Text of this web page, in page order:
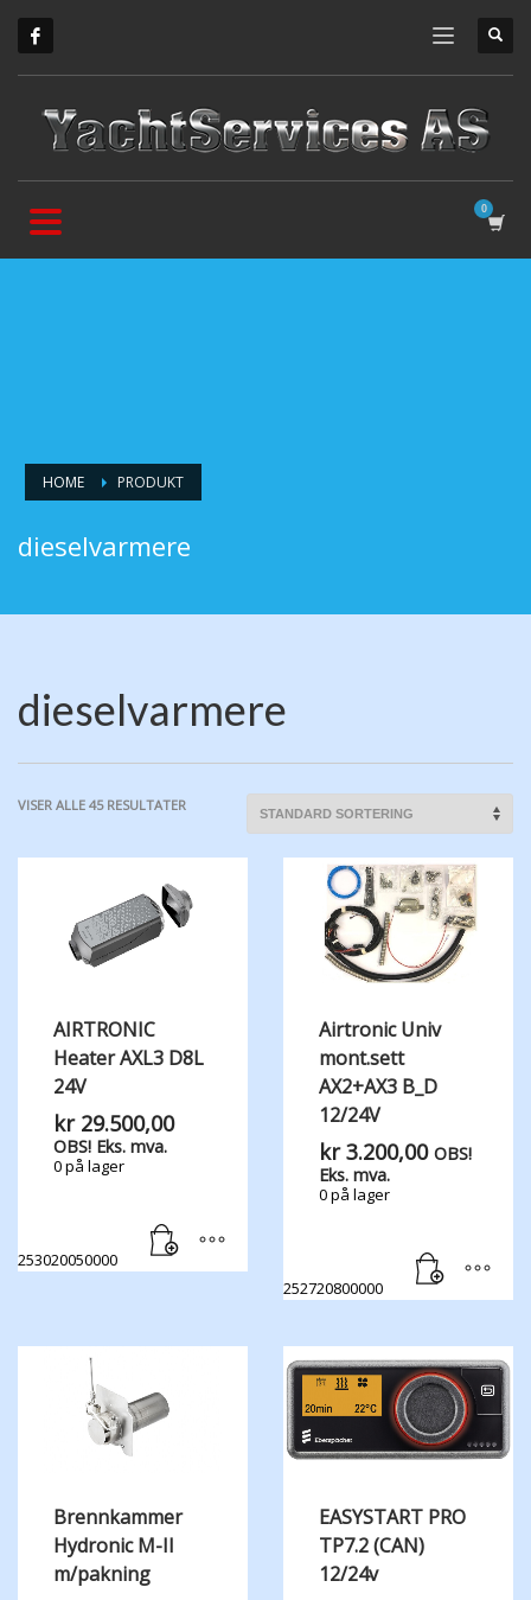
HOME PRODUKT
dieselvarmere
dieselvarmere
VISER ALLE 45 RESULTATER
AIRTRONIC
Heater AXL3 D8L
24V
kr29.500,00
OBS! Eks. mva.
0 på lager
253020050000
Airtronic Univ
mont.sett
AX2+AX3 B_D
12/24V
kr3.200,00 OBS!
Eks. mva.
0 på lager
252720800000
Brennkammer
Hydronic M-II
m/pakning
EASYSTART PRO
TP7.2 (CAN)
12/24v